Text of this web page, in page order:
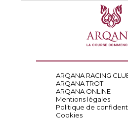
ARQANA RACING
ARQANA TROT
ARQANA ONLINE
Mentions légales
Politique de
Cookies